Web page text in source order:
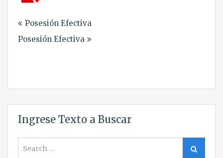
de
entradas
Posesión Efectiva
Posesión Efectiva
Ingrese Texto a Buscar
for:
Search